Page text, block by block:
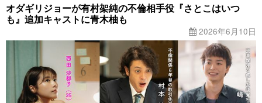
オダギリジョーが有村架純の不倫相手役『さとこはいつ
も』追加キャストに青木柚も
2026年6月10日